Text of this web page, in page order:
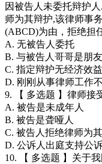
因被告人未委托辩护
师为其辩护,该律师事
(ABCD)为由，拒绝担
A. 无被告人委托
B. 与被告人哥哥是朋
C. 指定辩护无经济效
D. 刚刚从事律师工作
9. 【 多选题 】律师接
A. 被告是未成年人
B. 被告是聋哑人
C. 被告人拒绝律师为
D. 公诉人出庭支持公
10. 【 多选题 】关于